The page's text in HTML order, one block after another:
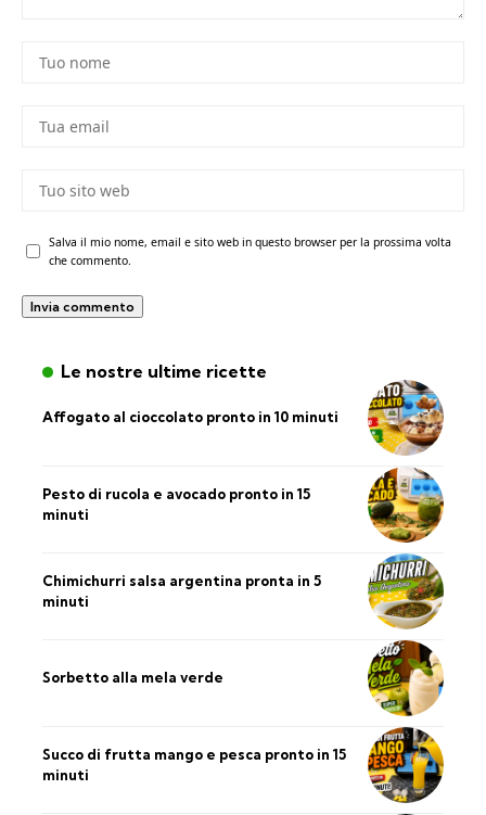
Salva il mio nome, email e sito web in questo browser per la prossima volta
che commento.
Le nostre ultime ricette
Affogato al cioccolato pronto in 10 minuti
Pesto di rucola e avocado pronto in 15
minuti
Chimichurri salsa argentina pronta in 5
minuti
Sorbetto alla mela verde
Succo di frutta mango e pesca pronto in 15
minuti